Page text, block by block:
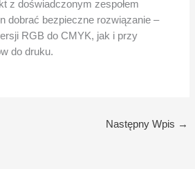
z doświadczonym zespołem
dobrać bezpieczne rozwiązanie –
RGB do CMYK, jak i przy
do druku.
Następny Wpis →